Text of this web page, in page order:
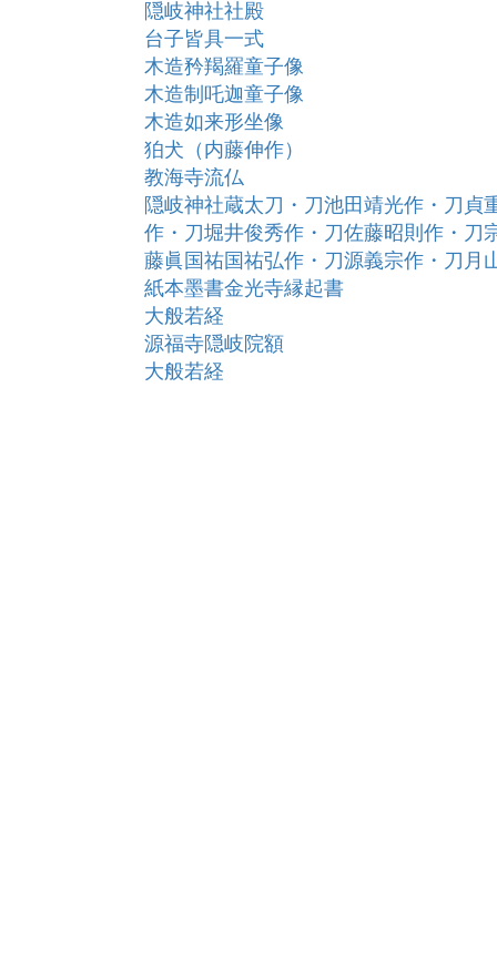
隠岐神社社殿
台子皆具一式
木造矜羯羅童子像
木造制吒迦童子像
木造如来形坐像
狛犬（内藤伸作）
教海寺流仏
隠岐神社蔵太刀・刀池田靖光作・刀
作・刀堀井俊秀作・刀佐藤昭則作・刀
藤眞国祐国祐弘作・刀源義宗作・刀月
紙本墨書金光寺縁起書
大般若経
源福寺隠岐院額
大般若経